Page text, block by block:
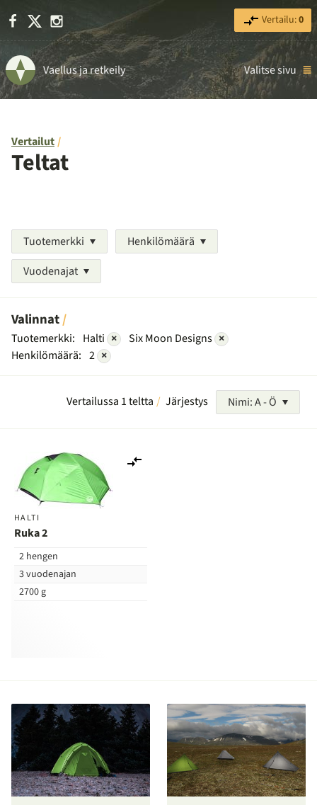
Facebook Instagram Vertailu:0
Vaellus ja retkeily Valitse sivu
Vertailut
Teltat
Tuotemerkki
Henkilömäärä
Vuodenajat
Valinnat
Tuotemerkki: Halti × Six Moon Designs ×
Henkilömäärä: 2 ×
Vertailussa 1 teltta Järjestys Nimi: A - Ö
HALTI
Ruka 2
2 hengen
3 vuodenajan
2700 g